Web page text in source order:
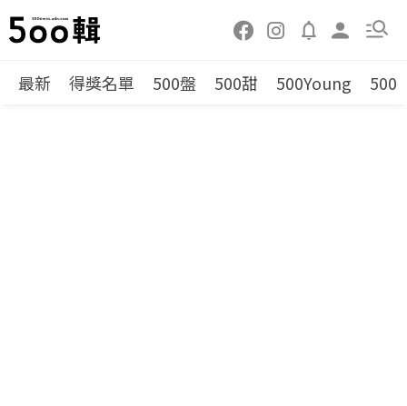
最新 得獎名單 500盤 500甜 500Young 500